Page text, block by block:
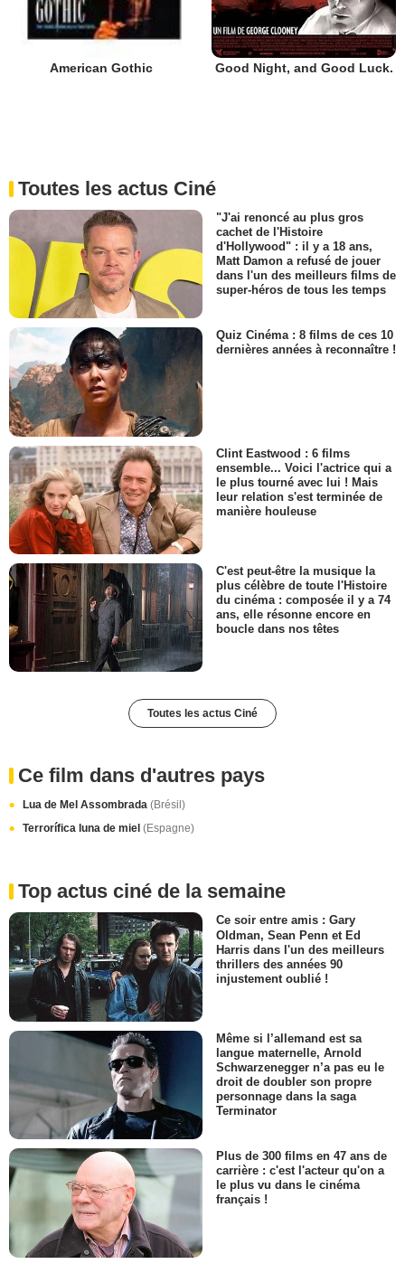
American Gothic Good Night, and Good Luck.
Toutes les actus Ciné
"J'ai renoncé au plus gros
cachet de l'Histoire
d'Hollywood" : il y a 18 ans,
Matt Damon a refusé de jouer
dans l'un des meilleurs films de
super-héros de tous les temps
Quiz Cinéma : 8 films de ces 10
dernières années à reconnaître !
Clint Eastwood : 6 films
ensemble... Voici l'actrice qui a
le plus tourné avec lui ! Mais
leur relation s'est terminée de
manière houleuse
C'est peut-être la musique la
plus célèbre de toute l'Histoire
du cinéma : composée il y a 74
ans, elle résonne encore en
boucle dans nos têtes
Toutes les actus Ciné
Ce film dans d'autres pays
Lua de Mel Assombrada (Brésil)
Terrorífica luna de miel (Espagne)
Top actus ciné de la semaine
Ce soir entre amis : Gary
Oldman, Sean Penn et Ed
Harris dans l'un des meilleurs
thrillers des années 90
injustement oublié !
Même si l’allemand est sa
langue maternelle, Arnold
Schwarzenegger n’a pas eu le
droit de doubler son propre
personnage dans la saga
Terminator
Plus de 300 films en 47 ans de
carrière : c'est l'acteur qu'on a
le plus vu dans le cinéma
français !